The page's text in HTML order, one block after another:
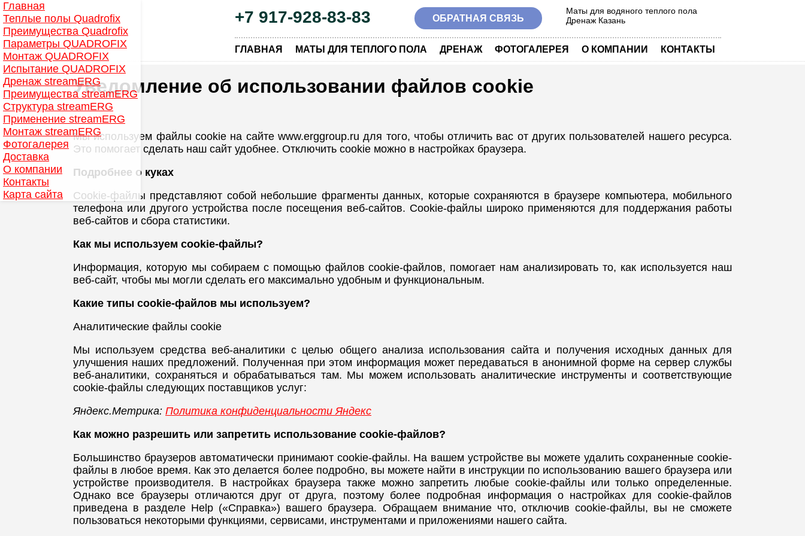
Главная
Теплые полы Quadrofix
Преимущества Quadrofix
Параметры QUADROFIX
Монтаж QUADROFIX
Испытание QUADROFIX
Дренаж streamERG
Преимущества streamERG
Структура streamERG
Применение streamERG
Монтаж streamERG
Фотогалерея
Доставка
О компании
Контакты
Карта сайта
+7 917-928-83-83 ОБРАТНАЯ СВЯЗЬ
Маты для водяного теплого пола
Дренаж Казань
ГЛАВНАЯ МАТЫ ДЛЯ ТЕПЛОГО ПОЛА ДРЕНАЖ ФОТОГАЛЕРЕЯ О КОМПАНИИ КОНТАКТЫ
Уведомление об использовании файлов cookie
Мы используем файлы cookie на сайте www.erggroup.ru для того, чтобы отличить вас от других пользователей нашего ресурса.
Это помогает сделать наш сайт удобнее. Отключить cookie можно в настройках браузера.
Подробнее о куках
Cookie-файлы представляют собой небольшие фрагменты данных, которые сохраняются в браузере компьютера, мобильного
телефона или другого устройства после посещения веб-сайтов. Cookie-файлы широко применяются для поддержания работы
веб-сайтов и сбора статистики.
Как мы используем cookie-файлы?
Информация, которую мы собираем с помощью файлов cookie-файлов, помогает нам анализировать то, как используется наш
веб-сайт, чтобы мы могли сделать его максимально удобным и функциональным.
Какие типы cookie-файлов мы используем?
Аналитические файлы cookie
Мы используем средства веб-аналитики с целью общего анализа использования сайта и получения исходных данных для
улучшения наших предложений. Полученная при этом информация может передаваться в анонимной форме на сервер службы
веб-аналитики, сохраняться и обрабатываться там. Мы можем использовать аналитические инструменты и соответствующие
cookie-файлы следующих поставщиков услуг:
Яндекс.Метрика: Политика конфиденциальности Яндекс
Как можно разрешить или запретить использование cookie-файлов?
Большинство браузеров автоматически принимают cookie-файлы. На вашем устройстве вы можете удалить сохраненные cookie-
файлы в любое время. Как это делается более подробно, вы можете найти в инструкции по использованию вашего браузера или
устройстве производителя. В настройках браузера также можно запретить любые cookie-файлы или только определенные.
Однако все браузеры отличаются друг от друга, поэтому более подробная информация о настройках для cookie-файлов
приведена в разделе Help («Справка») вашего браузера. Обращаем внимание что, отключив cookie-файлы, вы не сможете
пользоваться некоторыми функциями, сервисами, инструментами и приложениями нашего сайта.